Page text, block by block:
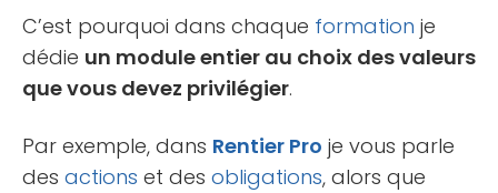
C’est pourquoi dans chaque formation je
dédie un module entier au choix des valeurs
que vous devez privilégier.
Par exemple, dans Rentier Pro je vous parle
des actions et des obligations, alors que